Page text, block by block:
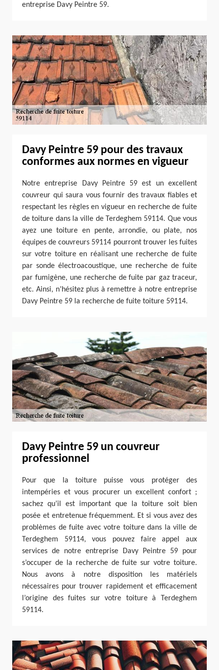
entreprise Davy Peintre 59.
Davy Peintre 59 pour des travaux
conformes aux normes en vigueur
Notre entreprise Davy Peintre 59 est un excellent
couvreur qui saura vous fournir des travaux fiables et
respectant les règles en vigueur en recherche de fuite
de toiture dans la ville de Terdeghem 59114. Que vous
ayez une toiture en pente, arrondie, ou plate, nos
équipes de couvreurs 59114 pourront trouver les fuites
sur votre toiture en réalisant une recherche de fuite
par sonde électroacoustique, une recherche de fuite
par fumigène, une recherche de fuite par gaz traceur,
etc. Ainsi, n’hésitez plus à remettre à notre entreprise
Davy Peintre 59 la recherche de fuite toiture 59114.
Davy Peintre 59 un couvreur
professionnel
Pour que la toiture puisse vous protéger des
intempéries et vous procurer un excellent confort ;
sachez qu’il est important que la toiture soit bien
posée et entretenue fréquemment. Et si vous avez des
problèmes de fuite avec votre toiture dans la ville de
Terdeghem 59114, vous pouvez faire appel aux
services de notre entreprise Davy Peintre 59 pour
s’occuper de la recherche de fuite sur votre toiture.
Nous avons à notre disposition les matériels
nécessaires pour trouver rapidement et efficacement
l’origine des fuites sur votre toiture à Terdeghem
59114.